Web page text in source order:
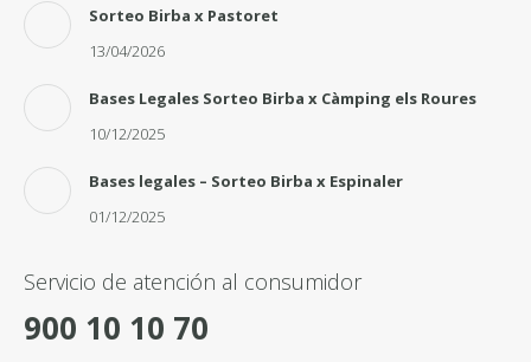
Sorteo Birba x Pastoret
13/04/2026
Bases Legales Sorteo Birba x Càmping els Roures
10/12/2025
Bases legales – Sorteo Birba x Espinaler
01/12/2025
Servicio de atención al consumidor
900 10 10 70